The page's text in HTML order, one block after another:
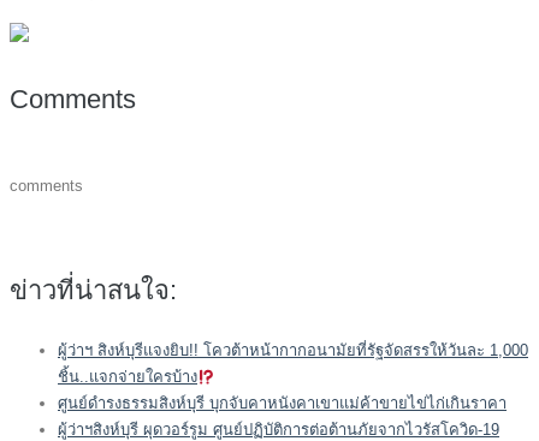
Comments
comments
ข่าวที่น่าสนใจ:
ผู้ว่าฯ สิงห์บุรีแจงยิบ!! โควต้าหน้ากากอนามัยที่รัฐจัดสรรให้วันละ 1,000
ชิ้น..แจกจ่ายใครบ้าง
ศูนย์ดำรงธรรมสิงห์บุรี บุกจับคาหนังคาเขาแม่ค้าขายไข่ไก่เกินราคา
ผู้ว่าฯสิงห์บุรี ผุดวอร์รูม ศูนย์ปฏิบัติการต่อต้านภัยจากไวรัสโควิด-19